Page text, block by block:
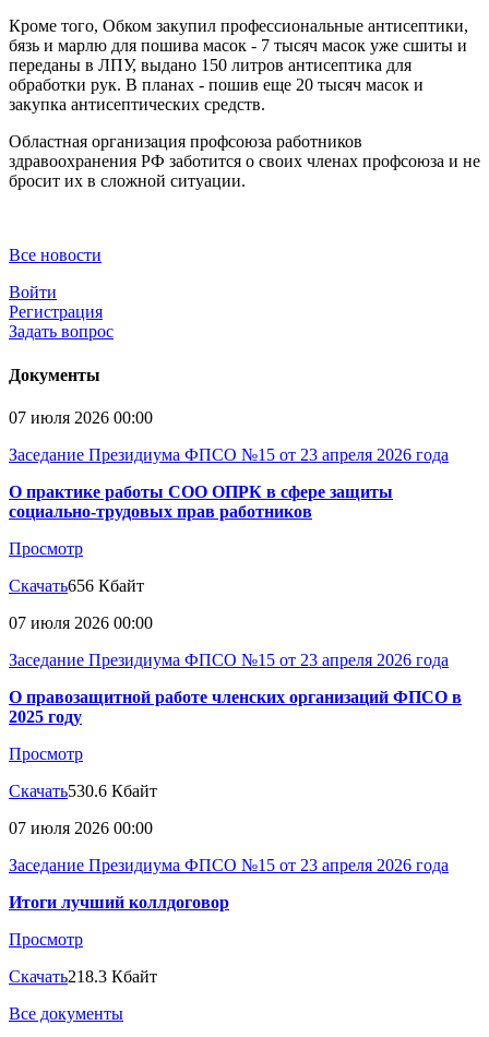
Кроме того, Обком закупил профессиональные антисептики,
бязь и марлю для пошива масок - 7 тысяч масок уже сшиты и
переданы в ЛПУ, выдано 150 литров антисептика для
обработки рук. В планах - пошив еще 20 тысяч масок и
закупка антисептических средств.
Областная организация профсоюза работников
здравоохранения РФ заботится о своих членах профсоюза и не
бросит их в сложной ситуации.
Все новости
Войти
Регистрация
Задать вопрос
Документы
07 июля 2026 00:00
Заседание Президиума ФПСО №15 от 23 апреля 2026 года
О практике работы СОО ОПРК в сфере защиты
социально-трудовых прав работников
Просмотр
Скачать656 Кбайт
07 июля 2026 00:00
Заседание Президиума ФПСО №15 от 23 апреля 2026 года
О правозащитной работе членских организаций ФПСО в
2025 году
Просмотр
Скачать530.6 Кбайт
07 июля 2026 00:00
Заседание Президиума ФПСО №15 от 23 апреля 2026 года
Итоги лучший коллдоговор
Просмотр
Скачать218.3 Кбайт
Все документы